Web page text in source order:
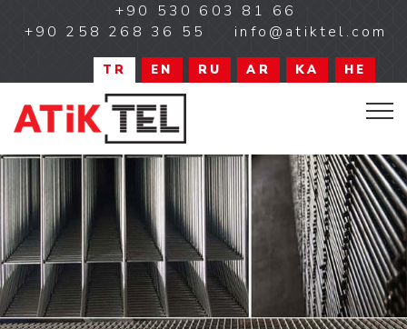
+90 530 603 81 66
+90 258 268 36 55
info@atiktel.com
TR EN RU AR KA HE